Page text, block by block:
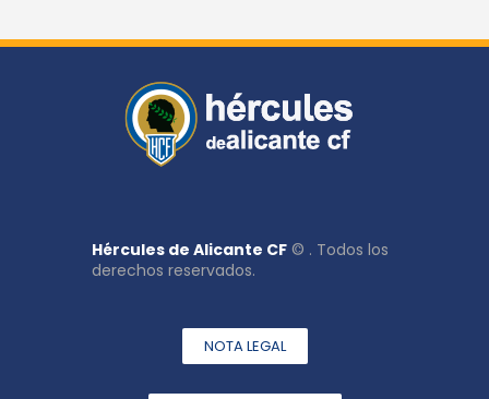
Hércules de Alicante CF © . Todos los
derechos reservados.
NOTA LEGAL